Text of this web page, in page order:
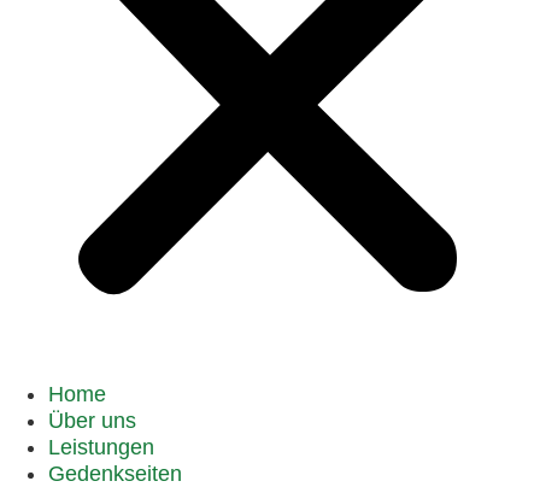
Home
Über uns
Leistungen
Gedenkseiten